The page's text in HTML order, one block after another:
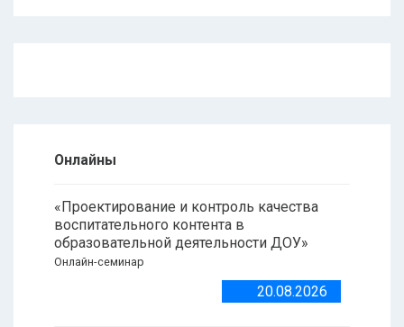
Онлайны
«Проектирование и контроль качества
воспитательного контента в
образовательной деятельности ДОУ»
Онлайн-семинар
20.08.2026